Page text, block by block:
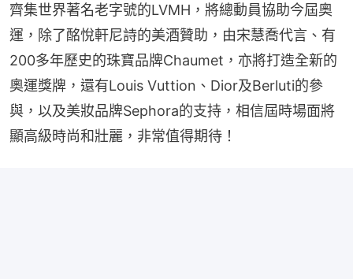
齊集世界著名老字號的LVMH，將總動員協助今屆奧
運，除了酩悅軒尼詩的美酒贊助，由宋慧喬代言、有
200多年歷史的珠寶品牌Chaumet，亦將打造全新的
奧運獎牌，還有Louis Vuttion、Dior及Berluti的參
與，以及美妝品牌Sephora的支持，相信屆時場面將
顯高級時尚和壯麗，非常值得期待！